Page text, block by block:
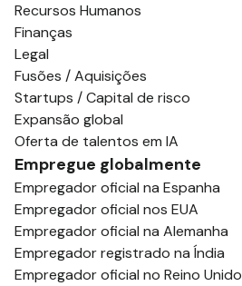
Recursos Humanos
Finanças
Legal
Fusões / Aquisições
Startups / Capital de risco
Expansão global
Oferta de talentos em IA
Empregue globalmente
Empregador oficial na Espanha
Empregador oficial nos EUA
Empregador oficial na Alemanha
Empregador registrado na Índia
Empregador oficial no Reino Unido